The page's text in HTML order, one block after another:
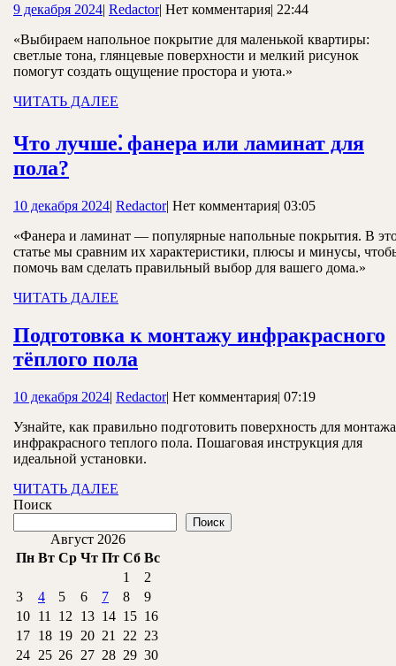
9 декабря 20249
2024
| RedactorRedactor
| Нет комментария| 22:44
«Выбираем напольное покрытие для маленькой квартиры:
светлые тона, глянцевые поверхности и мелкий рисунок
помогут создать ощущение простора и уюта.»
ЧИТАТЬ ДАЛЕЕ
Что лучше⁚ фанера или ламинат для
пола?
лучше⁚
фанера
или
ламинат
для
10 декабря 202410
2024
| RedactorRedactor
| Нет комментария| 03:05
«Фанера и ламинат — популярные напольные покрытия. В
статье мы сравним их характеристики, плюсы и минусы,
помочь вам сделать правильный выбор для вашего дома.»
ЧИТАТЬ ДАЛЕЕ
Подготовка к монтажу инфракрасного
тёплого пола
монтажу
инфракрасного
тёплого
10 декабря 202410
2024
| RedactorRedactor
| Нет комментария| 07:19
Узнайте, как правильно подготовить поверхность для монтажа
инфракрасного теплого пола. Пошаговая инструкция для
идеальной установки.
ЧИТАТЬ ДАЛЕЕ
Поиск
Поиск
Август 2026
Пн Вт Ср Чт Пт Сб Вс
1
2
3
4 5 6 7 8
9
10 11 12 13 14 15 16
17 18 19 20 21 22 23
24 25 26 27 28 29 30